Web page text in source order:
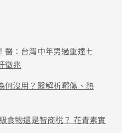
醫：台灣中年男過重達七
徵兆
何沒用？醫解析曬傷、熱
食物還是智商稅？ 花青素實